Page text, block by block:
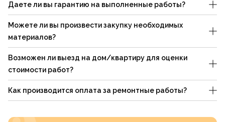
Даете ли вы гарантию на выполненные работы?
Можете ли вы произвести закупку необходимых
материалов?
Возможен ли выезд на дом/квартиру для оценки
стоимости работ?
Как производится оплата за ремонтные работы?